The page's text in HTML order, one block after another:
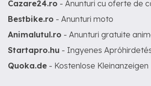
Cazare24.ro - Anunturi cu oferte de
Bestbike.ro - Anunturi moto
Animalutul.ro - Anunturi gratuite
Startapro.hu - Ingyenes
Quoka.de - Kostenlose Kleinanzeigen